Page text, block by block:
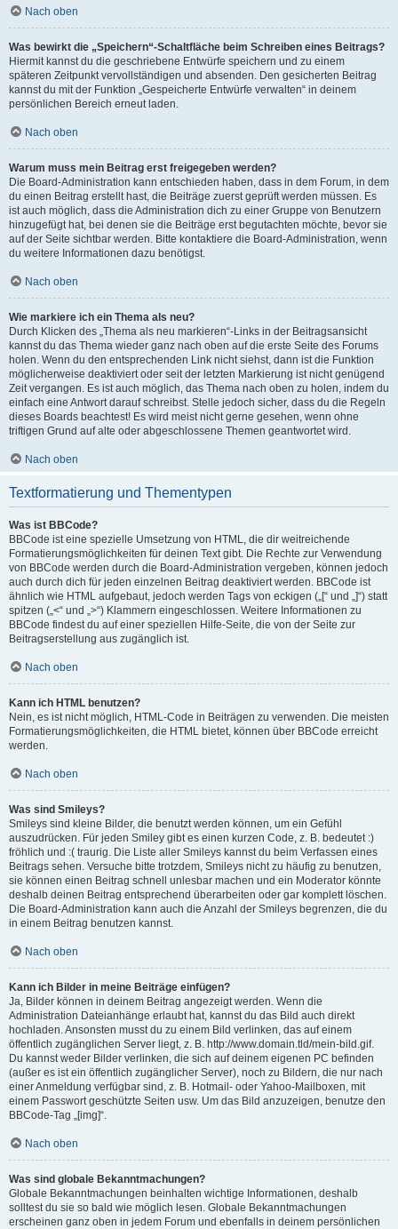
Nach oben
Was bewirkt die „Speichern“-Schaltfläche beim Schreiben eines Beitrags?
Hiermit kannst du die geschriebene Entwürfe speichern und zu einem
späteren Zeitpunkt vervollständigen und absenden. Den gesicherten Beitrag
kannst du mit der Funktion „Gespeicherte Entwürfe verwalten“ in deinem
persönlichen Bereich erneut laden.
Nach oben
Warum muss mein Beitrag erst freigegeben werden?
Die Board-Administration kann entschieden haben, dass in dem Forum, in dem
du einen Beitrag erstellt hast, die Beiträge zuerst geprüft werden müssen. Es
ist auch möglich, dass die Administration dich zu einer Gruppe von Benutzern
hinzugefügt hat, bei denen sie die Beiträge erst begutachten möchte, bevor sie
auf der Seite sichtbar werden. Bitte kontaktiere die Board-Administration, wenn
du weitere Informationen dazu benötigst.
Nach oben
Wie markiere ich ein Thema als neu?
Durch Klicken des „Thema als neu markieren“-Links in der Beitragsansicht
kannst du das Thema wieder ganz nach oben auf die erste Seite des Forums
holen. Wenn du den entsprechenden Link nicht siehst, dann ist die Funktion
möglicherweise deaktiviert oder seit der letzten Markierung ist nicht genügend
Zeit vergangen. Es ist auch möglich, das Thema nach oben zu holen, indem du
einfach eine Antwort darauf schreibst. Stelle jedoch sicher, dass du die Regeln
dieses Boards beachtest! Es wird meist nicht gerne gesehen, wenn ohne
triftigen Grund auf alte oder abgeschlossene Themen geantwortet wird.
Nach oben
Textformatierung und Thementypen
Was ist BBCode?
BBCode ist eine spezielle Umsetzung von HTML, die dir weitreichende
Formatierungsmöglichkeiten für deinen Text gibt. Die Rechte zur Verwendung
von BBCode werden durch die Board-Administration vergeben, können jedoch
auch durch dich für jeden einzelnen Beitrag deaktiviert werden. BBCode ist
ähnlich wie HTML aufgebaut, jedoch werden Tags von eckigen („[“ und „]“) statt
spitzen („<“ und „>“) Klammern eingeschlossen. Weitere Informationen zu
BBCode findest du auf einer speziellen Hilfe-Seite, die von der Seite zur
Beitragserstellung aus zugänglich ist.
Nach oben
Kann ich HTML benutzen?
Nein, es ist nicht möglich, HTML-Code in Beiträgen zu verwenden. Die meisten
Formatierungsmöglichkeiten, die HTML bietet, können über BBCode erreicht
werden.
Nach oben
Was sind Smileys?
Smileys sind kleine Bilder, die benutzt werden können, um ein Gefühl
auszudrücken. Für jeden Smiley gibt es einen kurzen Code, z. B. bedeutet :)
fröhlich und :( traurig. Die Liste aller Smileys kannst du beim Verfassen eines
Beitrags sehen. Versuche bitte trotzdem, Smileys nicht zu häufig zu benutzen,
sie können einen Beitrag schnell unlesbar machen und ein Moderator könnte
deshalb deinen Beitrag entsprechend überarbeiten oder gar komplett löschen.
Die Board-Administration kann auch die Anzahl der Smileys begrenzen, die du
in einem Beitrag benutzen kannst.
Nach oben
Kann ich Bilder in meine Beiträge einfügen?
Ja, Bilder können in deinem Beitrag angezeigt werden. Wenn die
Administration Dateianhänge erlaubt hat, kannst du das Bild auch direkt
hochladen. Ansonsten musst du zu einem Bild verlinken, das auf einem
öffentlich zugänglichen Server liegt, z. B. http://www.domain.tld/mein-bild.gif.
Du kannst weder Bilder verlinken, die sich auf deinem eigenen PC befinden
(außer es ist ein öffentlich zugänglicher Server), noch zu Bildern, die nur nach
einer Anmeldung verfügbar sind, z. B. Hotmail- oder Yahoo-Mailboxen, mit
einem Passwort geschützte Seiten usw. Um das Bild anzuzeigen, benutze den
BBCode-Tag „[img]“.
Nach oben
Was sind globale Bekanntmachungen?
Globale Bekanntmachungen beinhalten wichtige Informationen, deshalb
solltest du sie so bald wie möglich lesen. Globale Bekanntmachungen
erscheinen ganz oben in jedem Forum und ebenfalls in deinem persönlichen